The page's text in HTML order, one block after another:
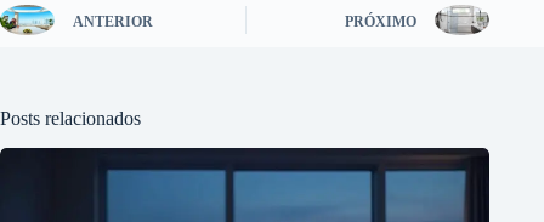
ANTERIOR PRÓXIMO
Posts relacionados